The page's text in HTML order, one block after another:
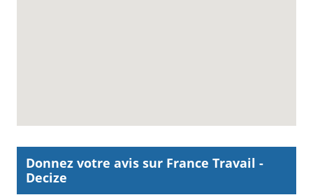
Donnez votre avis sur France Travail -
Decize